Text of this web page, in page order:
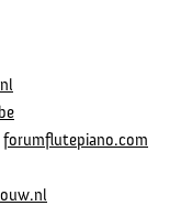
forumflutepiano.com